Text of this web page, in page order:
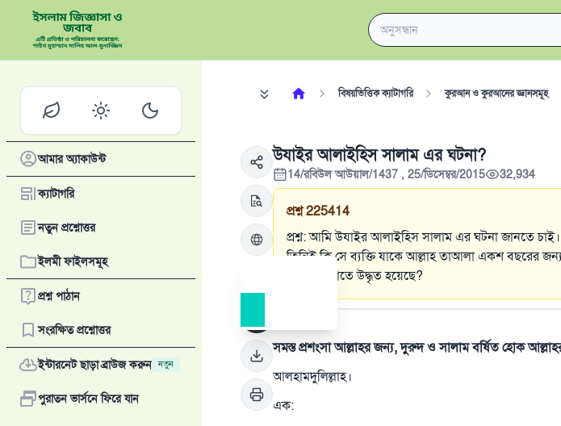
আমার অ্যাকাউন্ট
ক্যাটাগরি
নতুন প্রশ্নোত্তর
ইলমী ফাইলসমূহ
প্রশ্ন পাঠান
সংরক্ষিত প্রশ্নোত্তর
ইন্টারনেট ছাড়া ব্রাউজ করুন নতুন
পুরাতন ভার্সনে ফিরে যান
বিষয়ভিত্তিক ক্যাটাগরি কুরআন ও কুরআনের জ্ঞানসমূহ
উযাইর আলাইহিস সালাম এর ঘটনা?
14/রবিউল আউয়াল/1437 , 25/ডিসেম্বর/2015 32,934
প্রশ্ন 225414
প্রশ্ন: আমি উযাইর আলাইহিস সালাম এর ঘটনা জানতে
তিনিই কি সে ব্যক্তি যাকে আল্লাহ তাআলা একশ বছরের
সূরা বাকারাতে উদ্ধৃত হয়েছে?
সমস্ত প্রশংসা আল্লাহর জন্য, দুরুদ ও সালাম বর্ষিত হোক
আলহামদুলিল্লাহ।
এক: